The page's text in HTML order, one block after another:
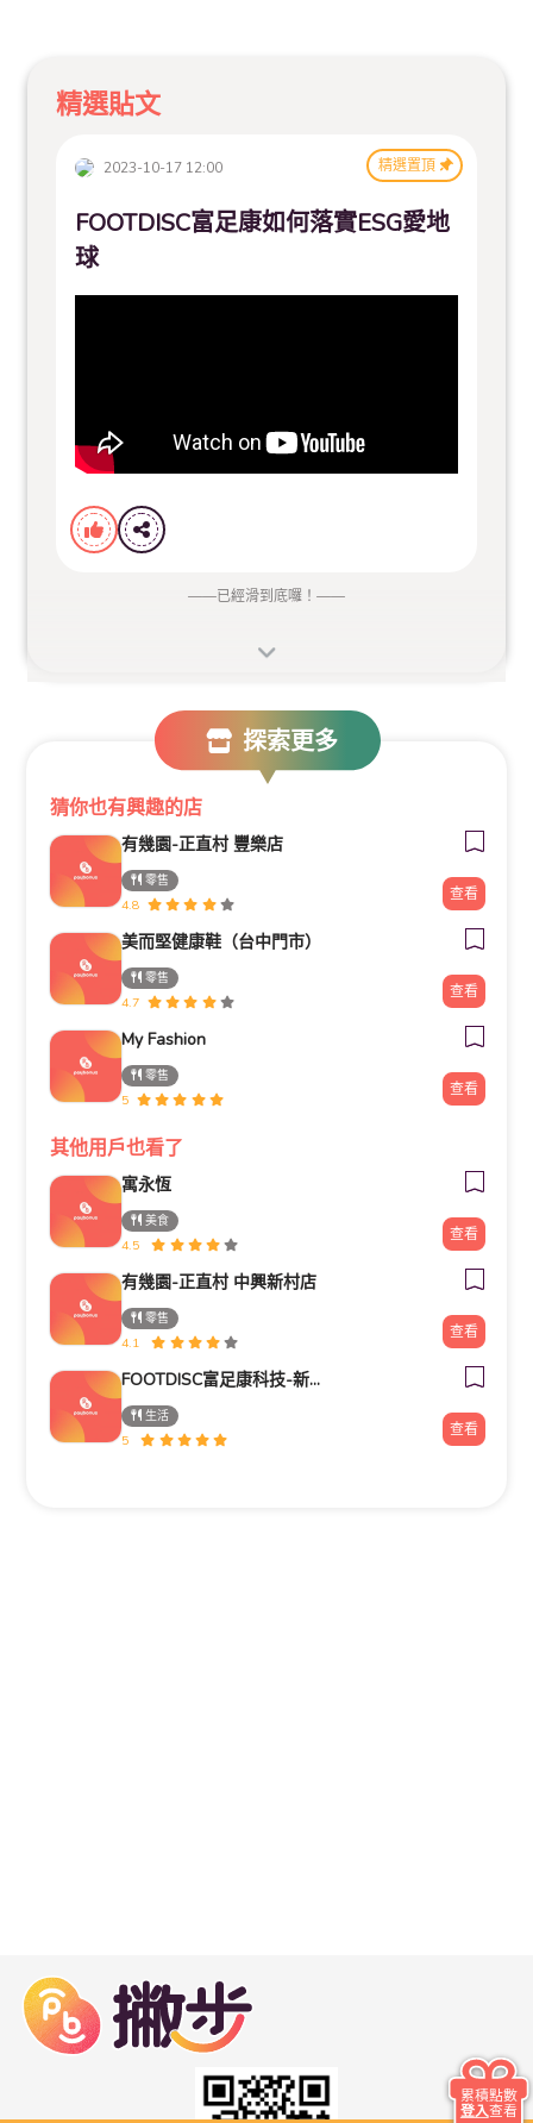
精選貼文
2023-10-17 12:00 精選置頂
FOOTDISC富足康如何落實ESG愛地
球
——已經滑到底囉！ ——
探索更多
猜你也有興趣的店
有幾園-正直村 豐樂店
零售
4.8
查看
美而堅健康鞋（台中門市）
零售
4.7
查看
My Fashion
零售
5
查看
其他用戶也看了
寓永恆
美食
4.5
查看
有幾園-正直村 中興新村店
零售
4.1
查看
FOOTDISC富足康科技-新光三越-西門店
生活
5
查看
累積點數
登入查看